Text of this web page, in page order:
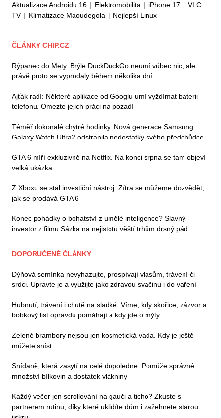
Aktualizace Androidu 16 | Elektromobilita | iPhone 17 | VLC
TV | Klimatizace Maoudegola | Nejlepší Linux
ČLÁNKY CHIP.CZ
Rýpanec do Mety. Brýle DuckDuckGo neumí vůbec nic, ale
právě proto se vyprodaly během několika dní
Ajťák radí: Některé aplikace od Googlu umí vyždímat baterii
telefonu. Omezte jejich práci na pozadí
Téměř dokonalé chytré hodinky. Nová generace Samsung
Galaxy Watch Ultra2 odstranila nedostatky svého předchůdce
GTA 6 míří exkluzivně na Netflix. Na konci srpna se tam objeví
velká ukázka
Z Xboxu se stal investiční nástroj. Zítra se můžeme dozvědět,
jak se prodává GTA 6
Konec pohádky o bohatství z umělé inteligence? Slavný
investor z filmu Sázka na nejistotu věští trhům drsný pád
DOPORUČENÉ ČLÁNKY
Dýňová semínka nevyhazujte, prospívají vlasům, trávení či
srdci. Upravte je a využijte jako zdravou svačinu i do vaření
Hubnutí, trávení i chutě na sladké. Víme, kdy skořice, zázvor a
bobkový list opravdu pomáhají a kdy jde o mýty
Zelené brambory nejsou jen kosmetická vada. Kdy je ještě
můžete sníst
Snídaně, která zasytí na celé dopoledne: Pomůže správné
množství bílkovin a dostatek vlákniny
Každý večer jen scrollování na gauči a ticho? Zkuste s
partnerem rutinu, díky které uklidíte dům i zažehnete starou